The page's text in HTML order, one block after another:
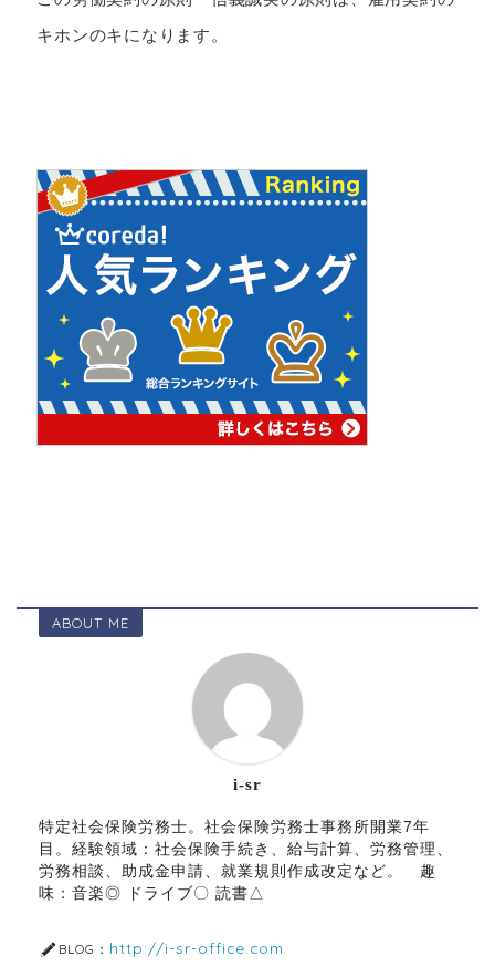
キホンのキになります。
ABOUT ME
i-sr
特定社会保険労務士。社会保険労務士事務所開業7年
目。経験領域：社会保険手続き、給与計算、労務管理、
労務相談、助成金申請、就業規則作成改定など。 趣
味：音楽◎ ドライブ〇 読書△
BLOG： http://i-sr-office.com